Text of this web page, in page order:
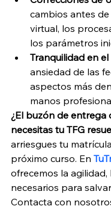
cambios antes
virtual, los
los parámetros
Tranquilidad en
ansiedad de las
aspectos más
manos
¿El buzón de entrega
necesitas tu TFG
arriesgues tu
próximo curso. En
ofrecemos la
necesarios para
Contacta con